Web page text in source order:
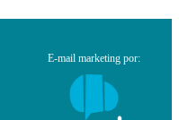
E-mail marketing por: